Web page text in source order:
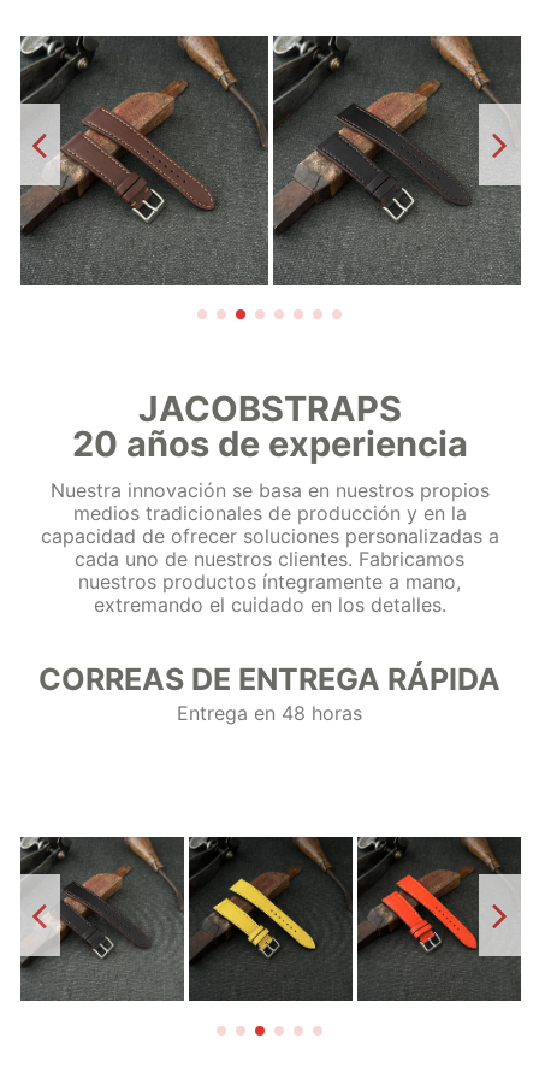
Jacob Essential-Marrón
medio. Correa de reloj
Plana en piel de vacuno
69,00 €
Jacob Essential Marrón
Oscuro. Correa de reloj
Plana en piel de vacuno.
69,00 €
JACOBSTRAPS
20 años de experiencia
Nuestra innovación se basa en nuestros propios
medios tradicionales de producción y en la
capacidad de ofrecer soluciones personalizadas a
cada uno de nuestros clientes. Fabricamos
nuestros productos íntegramente a mano,
extremando el cuidado en los detalles.
CORREAS DE ENTREGA RÁPIDA
Entrega en 48 horas
Jacob Essential
Marrón Oscuro.
Correa de reloj
Plana en piel de
vacuno.
69,00 €
Essential Jacob-
Amarillo. Correa
de reloj Plana en
piel de vacuno
69,00 €
Jacob Essential-
Naranja. Correa
de reloj Plana en
piel de vacuno
69,00 €